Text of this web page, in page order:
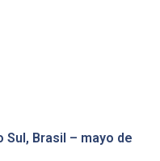
Sul, Brasil – mayo de